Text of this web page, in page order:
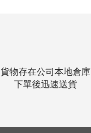
貨物存在公司本地倉庫
下單後迅速送貨